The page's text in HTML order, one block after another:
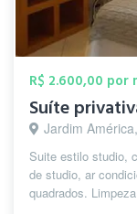
R$ 2.600,00 por
Suíte
Jardim
Suite estilo studio,
de studio, ar
quadrados.